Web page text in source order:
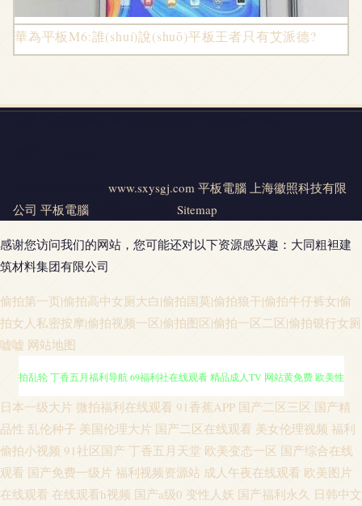
華為平板M6:誰(shuí)說(shuō)平板王者只有艾派德?
www.sxysgj.com 平板電腦 上海徽照科技有限
公司 平板電腦 Sitemap
感谢您访问我们的网站，您可能还对以下资源感兴趣：大同粗袒建
筑材料集团有限公司
偷拍第一页|偷拍高中女厕大白|偷拍国莫|偷拍狼干|偷拍牛仔裤女|偷
拍女人私密按摩|偷拍视频一区|偷拍图区|偷拍一区二区|偷拍银行女厕
嘘嘘 网站地图
福利姬91 欧美精品91爱爱 抖阴蜜桃 日本天堂阿v 东京热蜜桃 tv 国产精品自
拍乱轮 丁香五月福利导航 69福利社在线观看 精品成人TV 网站黄免费 欧美性
交网站 九一一二国产 一本道九九道 日本A片免费视频 91精品豆花 日本中出a
日本一级大片 微拍福利在线观看 91香蕉APP 国产二区三区 国产精
品性 乱伦种子 美国伦理大片 国产二区在线观看 美女伦理视频 福利
偷拍小视频 91社区国产 丁香五月天堂 欧美变态一区 国产综合在线
观看 国产免费一级片 福利视频资源站 成人午夜在线观看 欧美图片
在线观看 在线观看h视频 国产a级0 变性人妖 国产福利永久 日韩中文